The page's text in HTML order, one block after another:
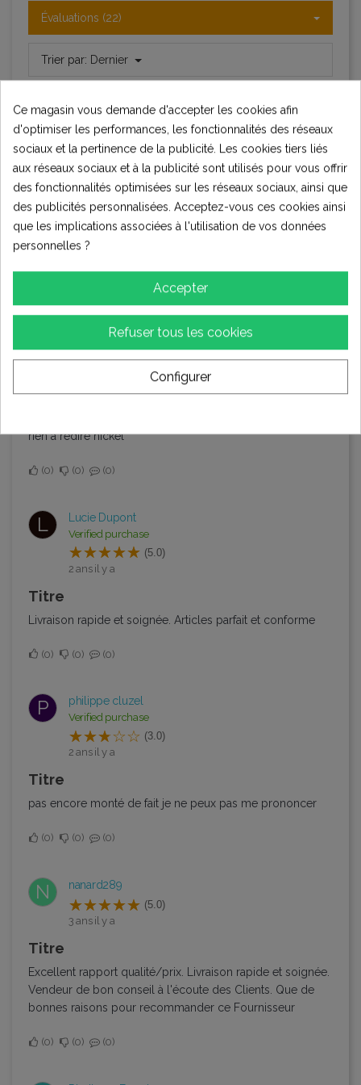
Évaluations (22)
Trier par: Dernier
J Jordan
(5.0)
10 mois il y a
Top
Conforme à mes attentes. Très bon rapport qualité prix.
Envoie rapide, le fiston est ravi. Je recommande
0 0 0
A Anthony Rondeau
Verified purchase
(5.0)
Pneu avent tubless
rien à redire nickel
0 0 0
L Lucie Dupont
Verified purchase
(5.0)
2 ans il y a
Titre
Livraison rapide et soignée. Articles parfait et conforme
0 0 0
P philippe cluzel
Verified purchase
(3.0)
2 ans il y a
Titre
pas encore monté de fait je ne peux pas me prononcer
0 0 0
N nanard289
(5.0)
3 ans il y a
Titre
Excellent rapport qualité/prix. Livraison rapide et soignée.
Vendeur de bon conseil à l'écoute des Clients. Que de
bonnes raisons pour recommander ce Fournisseur
0 0 0
Ce magasin vous demande d'accepter les cookies afin
d'optimiser les performances, les fonctionnalités des réseaux
sociaux et la pertinence de la publicité. Les cookies tiers liés
aux réseaux sociaux et à la publicité sont utilisés pour vous offrir
des fonctionnalités optimisées sur les réseaux sociaux, ainsi que
des publicités personnalisées. Acceptez-vous ces cookies ainsi
que les implications associées à l'utilisation de vos données
personnelles ?
Accepter
Refuser tous les cookies
Configurer